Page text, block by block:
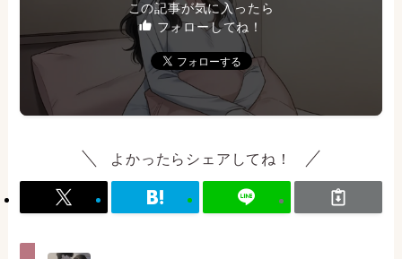
この記事が気に入ったら
フォローしてね！
よかったらシェアしてね！